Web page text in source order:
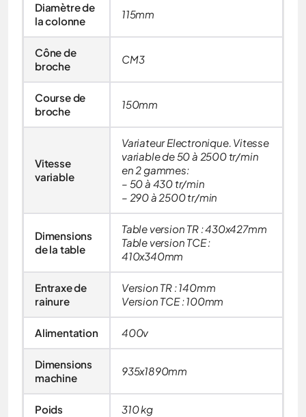
Diamètre de
la colonne
115mm
Cône de
broche
CM3
Course de
broche
150mm
Vitesse
variable
Variateur Electronique. Vitesse
variable de 50 à 2500 tr/min
en 2 gammes:
– 50 à 430 tr/min
– 290 à 2500 tr/min
Dimensions
de la table
Table version TR : 430x427mm
Table version TCE :
410x340mm
Entraxe de
rainure
Version TR : 140mm
Version TCE : 100mm
Alimentation 400v
Dimensions
machine
935x1890mm
Poids 310 kg